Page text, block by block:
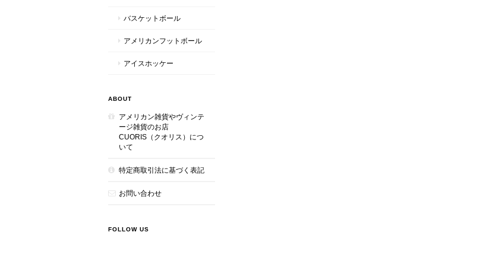
バスケットボール
アメリカンフットボール
アイスホッケー
ABOUT
アメリカン雑貨やヴィンテ
ージ雑貨のお店
CUORIS（クオリス）につ
いて
特定商取引法に基づく表記
お問い合わせ
FOLLOW US